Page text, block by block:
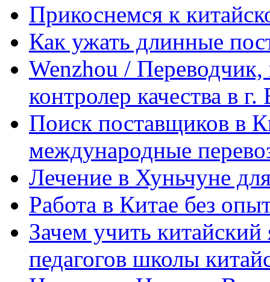
Прикоснемся к
Как ужать длинные
Wenzhou / Переводчик,
контролер качества в
Поиск поставщиков в
международные
Лечение в Хуньчуне
Работа в Китае без
Зачем учить
педагогов школы